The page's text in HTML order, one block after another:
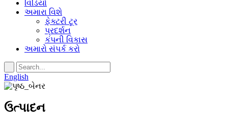
વિડિયો
અમારા વિશે
ફેક્ટરી ટૂર
પ્રદર્શન
કંપની વિકાસ
અમારો સંપર્ક કરો
English
ઉત્પાદન